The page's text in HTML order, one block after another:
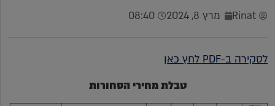
Rinat מרץ 8, 2024 08:40
לסקירה ב-PDF לחץ כאן
טבלת מחירי הסחורות